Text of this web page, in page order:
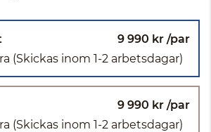
9 990 kr /par
(Skickas inom 1-2 arbetsdagar)
9 990 kr /par
(Skickas inom 1-2 arbetsdagar)